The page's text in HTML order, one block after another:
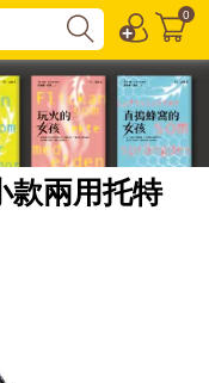
0
款兩用托特